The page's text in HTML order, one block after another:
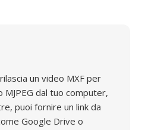
un video MXF per
dal tuo computer,
puoi fornire un link da
Google Drive o